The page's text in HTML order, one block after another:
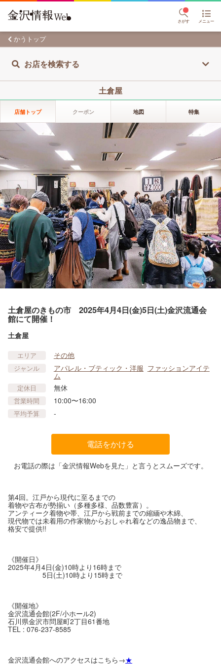
さがす メニュー
かうトップ
お店を検索する
土倉屋
店舗トップ クーポン 地図 特集
土倉屋のきもの市 2025年4月4日(金)5日(土)金沢流通会
館にて開催！
土倉屋
エリア その他
ジャンル アパレル・ブティック・洋服 ファッションアイテ
ム
定休日 無休
営業時間 10:00〜16:00
平均予算 -
電話をかける
お電話の際は「金沢情報Webを見た」と言うとスムーズです。
第4回。江戸から現代に至るまでの
着物や古布が勢揃い（多種多様、品数豊富）。
アンティーク着物や帯、江戸から戦前までの縮緬や木綿、
現代物では未着用の作家物からおしゃれ着などの逸品物まで、
格安で提供!!
《開催日》
2025年4月4日(金)10時より16時まで
5日(土)10時より15時まで
《開催地》
金沢流通会館(2F/小ホール2)
石川県金沢市問屋町2丁目61番地
TEL : 076-237-8585
金沢流通会館へのアクセスはこちら→★